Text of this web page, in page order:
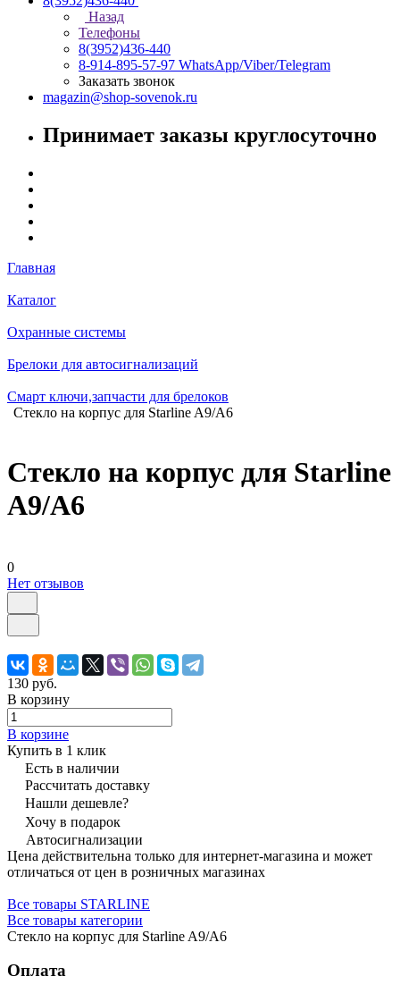
Назад
Телефоны
8(3952)436-440
8-914-895-57-97 WhatsApp/Viber/Telegram
Заказать звонок
magazin@shop-sovenok.ru
Принимает заказы круглосуточно
Главная
Каталог
Охранные системы
Брелоки для автосигнализаций
Смарт ключи,запчасти для брелоков
Стекло на корпус для Starline A9/A6
Стекло на корпус для Starline
A9/A6
0
Нет отзывов
130 руб.
В корзину
В корзине
Купить в 1 клик
Есть в наличии
Рассчитать доставку
Нашли дешевле?
Хочу в подарок
Автосигнализации
Цена действительна только для интернет-магазина и может
отличаться от цен в розничных магазинах
Все товары STARLINE
Все товары категории
Стекло на корпус для Starline A9/A6
Оплата